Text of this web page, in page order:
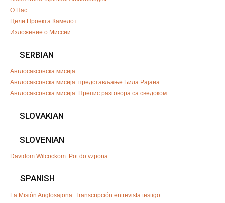
О Нас
Цели Проекта Камелот
Изложение о Миссии
Англосаксонска мисија
Англосаксонска мисија: представљање Била Рајана
Англосаксонска мисија: Препис разговора са сведоком
SLOVAKIAN
SLOVENIAN
Davidom Wilcockom: Pot do vzpona
SPANISH
La Misión Anglosajona: Transcripción entrevista testigo